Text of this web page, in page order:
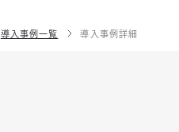
導入事例一覧 導入事例詳細